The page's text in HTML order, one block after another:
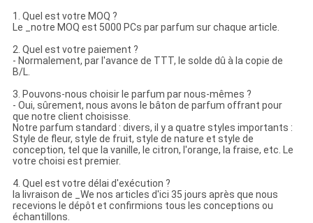
1. Quel est votre MOQ ?
Le _notre MOQ est 5000 PCs par parfum sur chaque article.
2. Quel est votre paiement ?
- Normalement, par l'avance de TTT, le solde dû à la copie de
B/L.
3. Pouvons-nous choisir le parfum par nous-mêmes ?
- Oui, sûrement, nous avons le bâton de parfum offrant pour
que notre client choisisse.
Notre parfum standard : divers, il y a quatre styles importants :
Style de fleur, style de fruit, style de nature et style de
conception, tel que la vanille, le citron, l'orange, la fraise, etc. Le
votre choisi est premier.
4. Quel est votre délai d'exécution ?
la livraison de _We nos articles d'ici 35 jours après que nous
recevions le dépôt et confirmions tous les conceptions ou
échantillons.